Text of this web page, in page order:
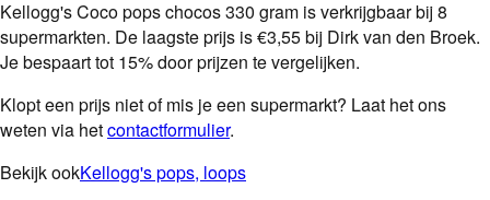
Kellogg's Coco pops chocos 330 gram is verkrijgbaar bij 8
supermarkten. De laagste prijs is €3,55 bij Dirk van den Broek.
Je bespaart tot 15% door prijzen te vergelijken.
Klopt een prijs niet of mis je een supermarkt? Laat het ons
weten via hetcontactformulier.
Bekijk ookKellogg's pops, loops